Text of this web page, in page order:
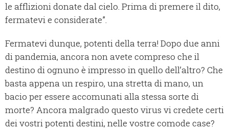
le afflizioni donate dal cielo. Prima di premere il dito,
fermatevi e considerate”.
Fermatevi dunque, potenti della terra! Dopo due anni
di pandemia, ancora non avete compreso che il
destino di ognuno è impresso in quello dell’altro? Che
basta appena un respiro, una stretta di mano, un
bacio per essere accomunati alla stessa sorte di
morte? Ancora malgrado questo virus vi credete certi
dei vostri potenti destini, nelle vostre comode case?